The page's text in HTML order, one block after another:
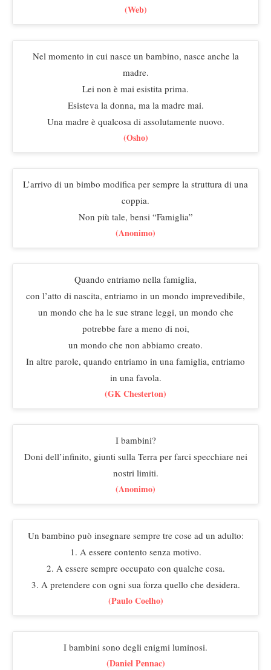
(Web)
Nel momento in cui nasce un bambino, nasce anche la
madre.
Lei non è mai esistita prima.
Esisteva la donna, ma la madre mai.
Una madre è qualcosa di assolutamente nuovo.
(Osho)
L’arrivo di un bimbo modifica per sempre la struttura di una
coppia.
Non più tale, bensi “Famiglia”
(Anonimo)
Quando entriamo nella famiglia,
con l’atto di nascita, entriamo in un mondo imprevedibile,
un mondo che ha le sue strane leggi, un mondo che
potrebbe fare a meno di noi,
un mondo che non abbiamo creato.
In altre parole, quando entriamo in una famiglia, entriamo
in una favola.
(GK Chesterton)
I bambini?
Doni dell’infinito, giunti sulla Terra per farci specchiare nei
nostri limiti.
(Anonimo)
Un bambino può insegnare sempre tre cose ad un adulto:
1. A essere contento senza motivo.
2. A essere sempre occupato con qualche cosa.
3. A pretendere con ogni sua forza quello che desidera.
(Paulo Coelho)
I bambini sono degli enigmi luminosi.
(Daniel Pennac)